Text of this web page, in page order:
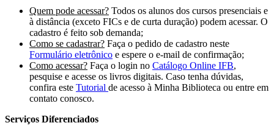
Quem pode acessar? Todos os alunos dos cursos presenciais e
à distância (exceto FICs e de curta duração) podem acessar. O
cadastro é feito sob demanda;
Como se cadastrar? Faça o pedido de cadastro neste
Formulário eletrônico e espere o e-mail de confirmação;
Como acessar? Faça o login no Catálogo Online IFB,
pesquise e acesse os livros digitais. Caso tenha dúvidas,
confira este Tutorial de acesso à Minha Biblioteca ou entre em
contato conosco.
Serviços Diferenciados